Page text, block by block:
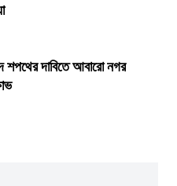
শপথের দাবিতে আবারো নগর